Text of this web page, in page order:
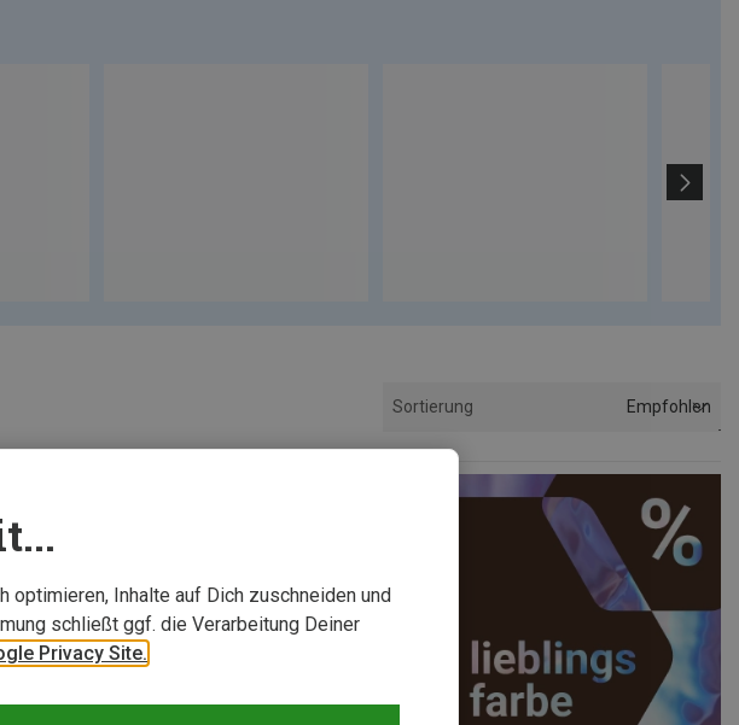
Sortierung Empfohlen
optimieren, Inhalte auf Dich zuschneiden und
schließt ggf. die Verarbeitung Deiner
Privacy Site.